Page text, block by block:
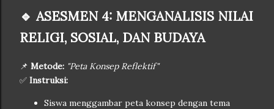
🔹 ASESMEN 4: MENGANALISIS NILAI
RELIGI, SOSIAL, DAN BUDAYA
📌 Metode: "Peta Konsep Reflektif"
✅ Instruksi:
Siswa menggambar peta konsep dengan tema